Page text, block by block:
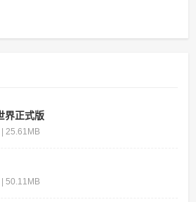
界正式版
25.61MB
50.11MB